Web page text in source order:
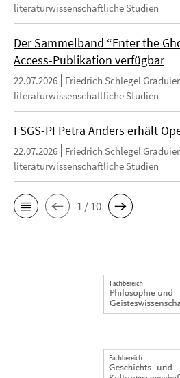
literaturwissenschaftliche Studien
Der Sammelband “Enter the
Access-Publikation verfügbar
22.07.2026
Friedrich Schlegel
literaturwissenschaftliche Studien
FSGS-PI Petra Anders erhält
22.07.2026
Friedrich Schlegel
literaturwissenschaftliche Studien
1 / 10